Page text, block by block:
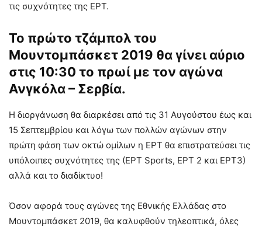
τις συχνότητες της ΕΡΤ.
Το πρώτο τζάμπολ του
Μουντομπάσκετ 2019 θα γίνει αύριο
στις 10:30 το πρωί με τον αγώνα
Ανγκόλα – Σερβία.
Η διοργάνωση θα διαρκέσει από τις 31 Αυγούστου έως και
15 Σεπτεμβρίου και λόγω των πολλών αγώνων στην
πρώτη φάση των οκτώ ομίλων η ΕΡΤ θα επιστρατεύσει τις
υπόλοιπες συχνότητες της (ΕΡΤ Sports, ΕΡΤ 2 και ΕΡΤ3)
αλλά και το διαδίκτυο!
Όσον αφορά τους αγώνες της Εθνικής Ελλάδας στο
Μουντομπάσκετ 2019, θα καλυφθούν τηλεοπτικά, όλες